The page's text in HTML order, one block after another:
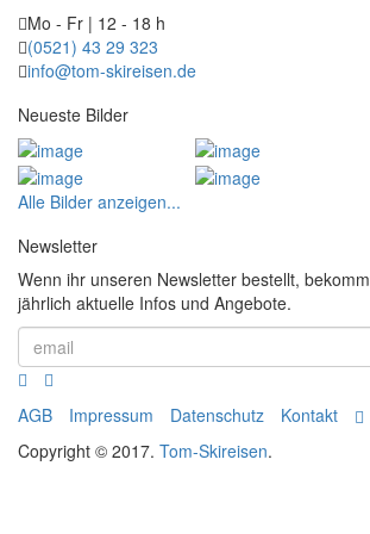
Mo - Fr | 12 - 18 h
(0521) 43 29 323
info@tom-skireisen.de
Neueste Bilder
Alle Bilder anzeigen...
Newsletter
Wenn ihr unseren Newsletter bestellt,
jährlich aktuelle Infos und Angebote.
AGB Impressum Datenschutz
Kontakt
Copyright © 2017. Tom-Skireisen.